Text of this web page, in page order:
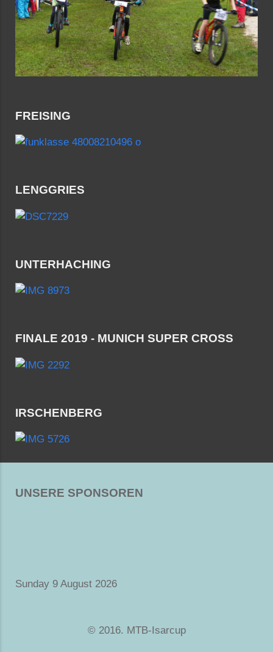
FREISING
LENGGRIES
UNTERHACHING
FINALE 2019 - MUNICH SUPER CROSS
IRSCHENBERG
UNSERE SPONSOREN
Sunday 9 August 2026
© 2016. MTB-Isarcup